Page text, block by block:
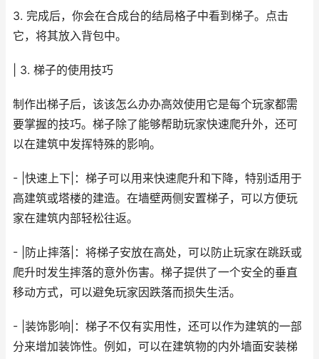
3. 完成后，你会在合成台的结局格子中看到梯子。点击
它，将其放入背包中。
| 3. 梯子的使用技巧
制作出梯子后，该该怎么办办高效使用它是每个玩家都需
要掌握的技巧。梯子除了能够帮助玩家快速爬升外，还可
以在建筑中发挥特殊的影响。
- |快速上下|：梯子可以用来快速爬升和下降，特别适用于
高建筑或塔楼的建造。在墙壁两侧安置梯子，可以方便玩
家在建筑内部轻松往返。
- |防止摔落|：将梯子安放在高处，可以防止玩家在跳跃或
爬升时发生摔落的意外伤害。梯子提供了一个安全的垂直
移动方式，可以避免玩家因跌落而损失生活。
- |装饰影响|：梯子不仅有实用性，还可以作为建筑的一部
分来增加装饰性。例如，可以在建筑物的内外墙面安装梯